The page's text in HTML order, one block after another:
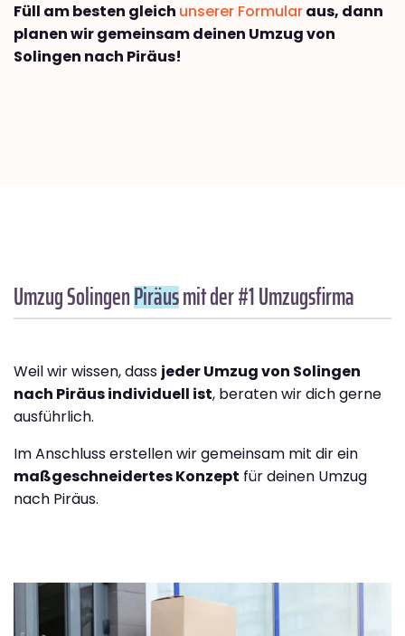
Füll am besten gleich unserer Formularaus, dann
planen wir gemeinsam deinen Umzug von
Solingen nach Piräus!
Umzug SolingenPiräusmit der #1 Umzugsfirma
Weil wir wissen, dass jeder Umzug von Solingen
nach Piräus individuell ist, beraten wir dich gerne
ausführlich.
Im Anschluss erstellen wir gemeinsam mit dir ein
maßgeschneidertes Konzept für deinen Umzug
nach Piräus.